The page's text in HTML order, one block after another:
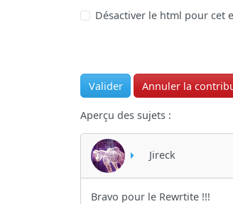
Désactiver le html pour cet
Aperçu des sujets :
Jireck
Bravo pour le Rewrtite !!!